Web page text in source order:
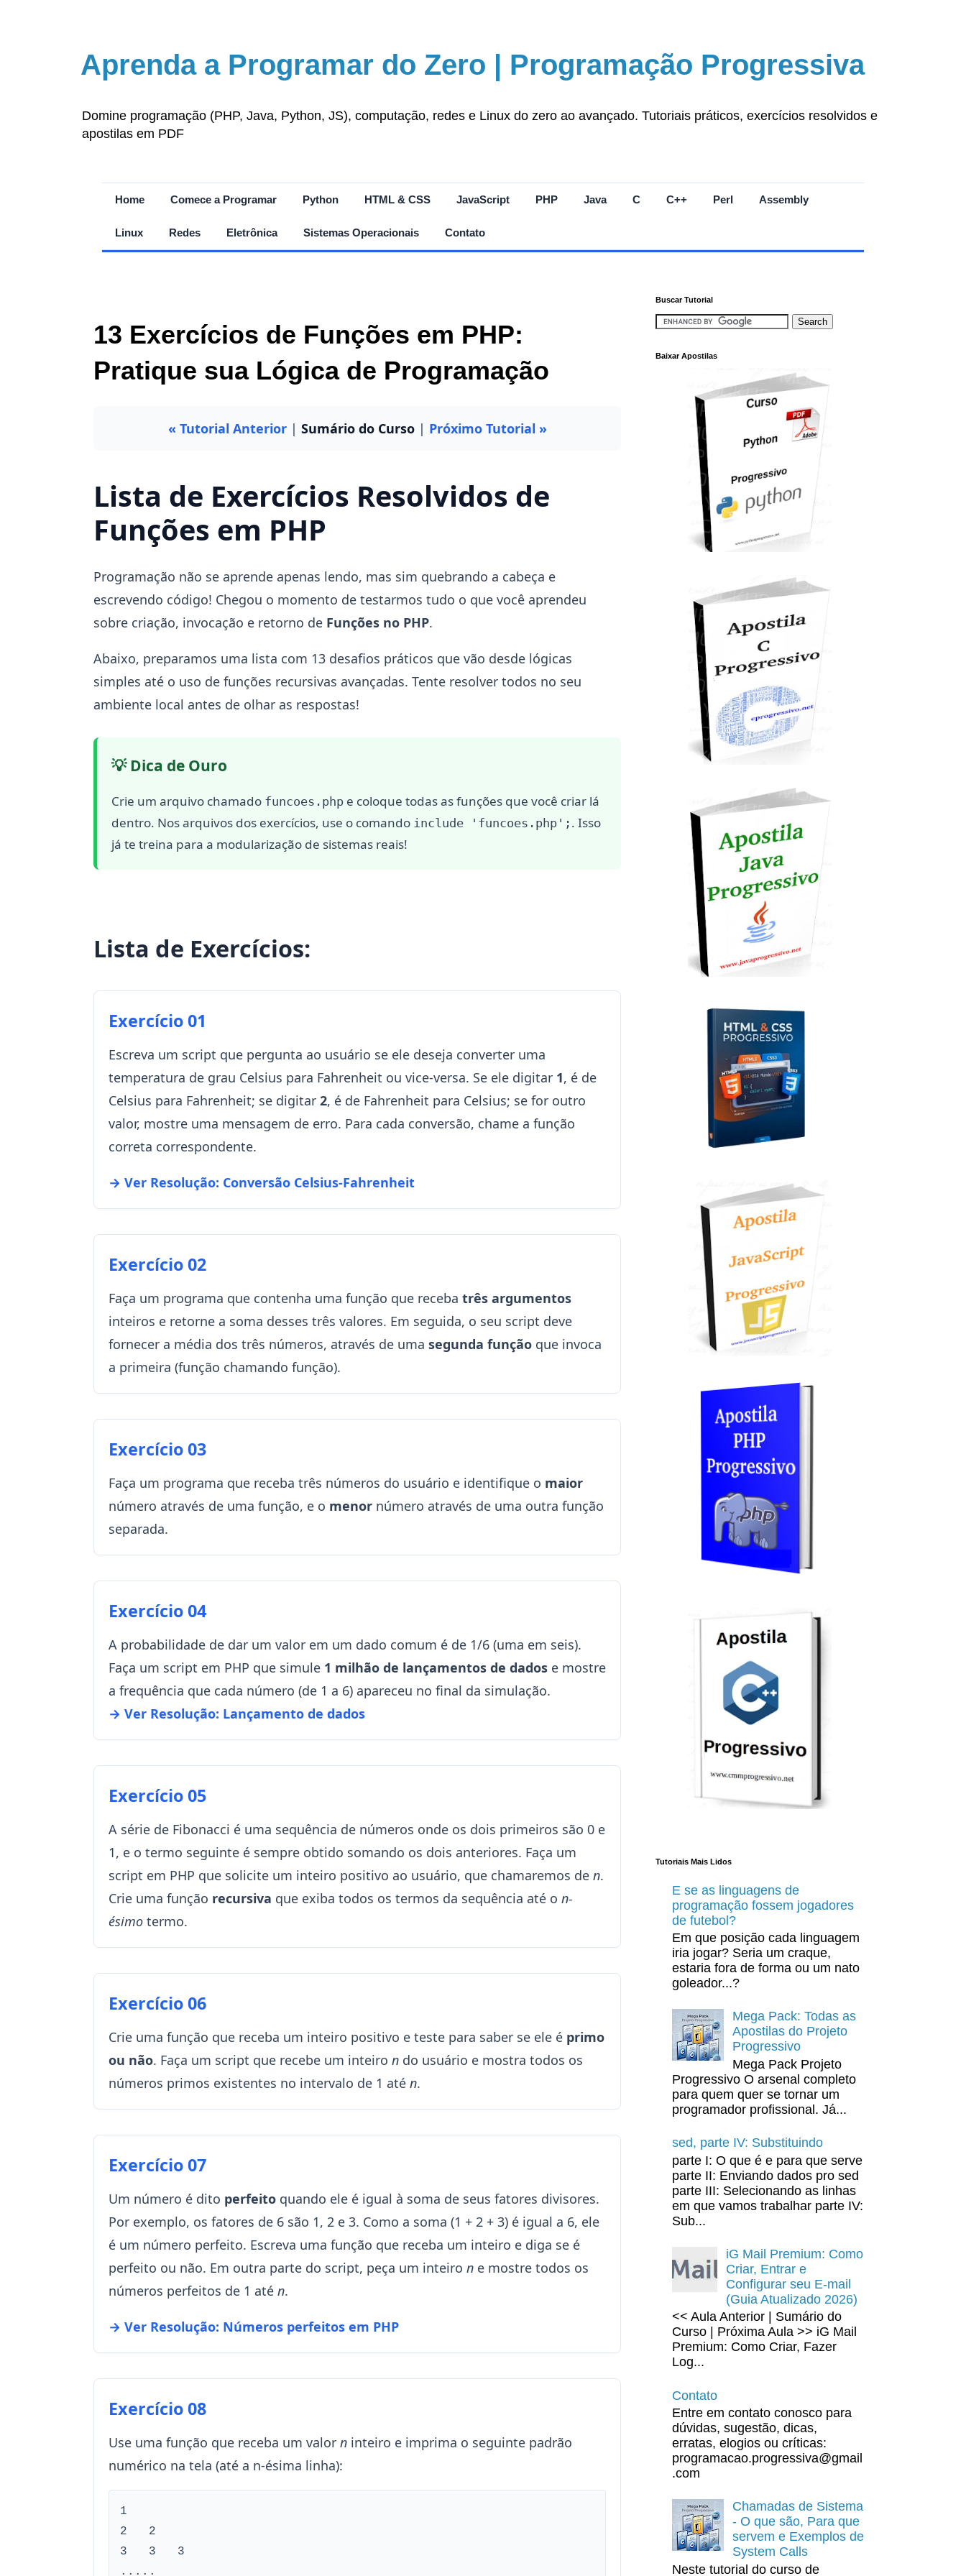
Aprenda a Programar do Zero | Programação Progressiva
Domine programação (PHP, Java, Python, JS), computação, redes e Linux do zero ao avançado. Tutoriais práticos, exercícios resolvidos e
apostilas em PDF
Home Comece a Programar Python HTML & CSS JavaScript PHP Java C C++ Perl Assembly
Linux Redes Eletrônica Sistemas Operacionais Contato
13 Exercícios de Funções em PHP:
Pratique sua Lógica de Programação
« Tutorial Anterior| Sumário do Curso| Próximo Tutorial »
Lista de Exercícios Resolvidos de
Funções em PHP
Programação não se aprende apenas lendo, mas sim quebrando a cabeça e
escrevendo código! Chegou o momento de testarmos tudo o que você aprendeu
sobre criação, invocação e retorno de Funções no PHP.
Abaixo, preparamos uma lista com 13 desafios práticos que vão desde lógicas
simples até o uso de funções recursivas avançadas. Tente resolver todos no seu
ambiente local antes de olhar as respostas!
💡 Dica de Ouro
Crie um arquivo chamado funcoes.php e coloque todas as funções que você criar lá
dentro. Nos arquivos dos exercícios, use o comando include 'funcoes.php'; . Isso
já te treina para a modularização de sistemas reais!
Lista de Exercícios:
Exercício 01
Escreva um script que pergunta ao usuário se ele deseja converter uma
temperatura de grau Celsius para Fahrenheit ou vice-versa. Se ele digitar 1, é de
Celsius para Fahrenheit; se digitar 2, é de Fahrenheit para Celsius; se for outro
valor, mostre uma mensagem de erro. Para cada conversão, chame a função
correta correspondente.
→ Ver Resolução: Conversão Celsius-Fahrenheit
Exercício 02
Faça um programa que contenha uma função que receba três argumentos
inteiros e retorne a soma desses três valores. Em seguida, o seu script deve
fornecer a média dos três números, através de uma segunda função que invoca
a primeira (função chamando função).
Exercício 03
Faça um programa que receba três números do usuário e identifique o maior
número através de uma função, e o menor número através de uma outra função
separada.
Exercício 04
A probabilidade de dar um valor em um dado comum é de 1/6 (uma em seis).
Faça um script em PHP que simule 1 milhão de lançamentos de dados e mostre
a frequência que cada número (de 1 a 6) apareceu no final da simulação.
→ Ver Resolução: Lançamento de dados
Exercício 05
A série de Fibonacci é uma sequência de números onde os dois primeiros são 0 e
1, e o termo seguinte é sempre obtido somando os dois anteriores. Faça um
script em PHP que solicite um inteiro positivo ao usuário, que chamaremos de n.
Crie uma função recursiva que exiba todos os termos da sequência até o n-
ésimo termo.
Exercício 06
Crie uma função que receba um inteiro positivo e teste para saber se ele é primo
ou não. Faça um script que recebe um inteiro n do usuário e mostra todos os
números primos existentes no intervalo de 1 até n.
Exercício 07
Um número é dito perfeito quando ele é igual à soma de seus fatores divisores.
Por exemplo, os fatores de 6 são 1, 2 e 3. Como a soma (1 + 2 + 3) é igual a 6, ele
é um número perfeito. Escreva uma função que receba um inteiro e diga se é
perfeito ou não. Em outra parte do script, peça um inteiro n e mostre todos os
números perfeitos de 1 até n.
→ Ver Resolução: Números perfeitos em PHP
Exercício 08
Use uma função que receba um valor n inteiro e imprima o seguinte padrão
numérico na tela (até a n-ésima linha):
1
2   2
3   3   3
.....
Buscar Tutorial
Baixar Apostilas
Tutoriais Mais Lidos
E se as linguagens de
programação fossem jogadores
de futebol?
Em que posição cada linguagem
iria jogar? Seria um craque,
estaria fora de forma ou um nato
goleador...?
Mega Pack: Todas as
Apostilas do Projeto
Progressivo
Mega Pack Projeto
Progressivo O arsenal completo
para quem quer se tornar um
programador profissional. Já...
sed, parte IV: Substituindo
parte I: O que é e para que serve
parte II: Enviando dados pro sed
parte III: Selecionando as linhas
em que vamos trabalhar parte IV:
Sub...
iG Mail Premium: Como
Criar, Entrar e
Configurar seu E-mail
(Guia Atualizado 2026)
<< Aula Anterior | Sumário do
Curso | Próxima Aula >> iG Mail
Premium: Como Criar, Fazer
Log...
Contato
Entre em contato conosco para
dúvidas, sugestão, dicas,
erratas, elogios ou críticas:
programacao.progressiva@gmail
.com
Chamadas de Sistema
- O que são, Para que
servem e Exemplos de
System Calls
Neste tutorial do curso de